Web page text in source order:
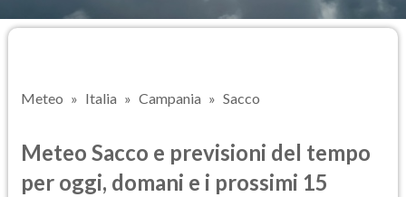
Meteo Italia Campania Sacco
Meteo Sacco e previsioni del tempo
per oggi, domani e i prossimi 15